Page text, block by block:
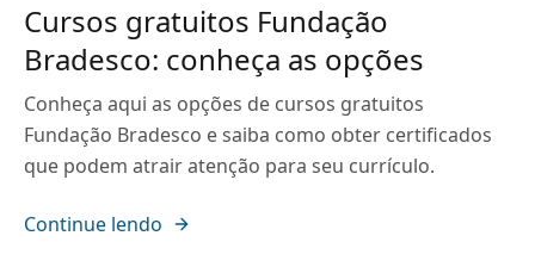
Cursos gratuitos Fundação
Bradesco: conheça as opções
Conheça aqui as opções de cursos gratuitos
Fundação Bradesco e saiba como obter certificados
que podem atrair atenção para seu currículo.
Continue lendo